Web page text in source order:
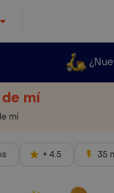
mí
mí
+ 4.5 35